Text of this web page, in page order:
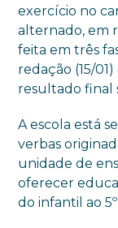
exercício no
alternado, em
feita em três
redação (15/
resultado final
A escola está
verbas
unidade de
oferecer
do infantil ao